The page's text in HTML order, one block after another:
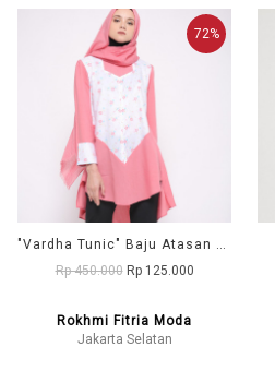
72%
"Vardha Tunic" Baju Atasan Wanita
Rp 450.000 Rp 125.000
Rokhmi Fitria Moda
Jakarta Selatan